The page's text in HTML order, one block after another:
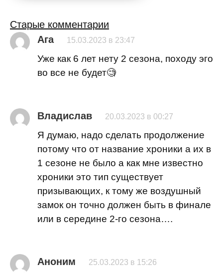
Навигация
по
комментариям
Старые комментарии
Ага
15.03.2023 в 23:47
Уже как 6 лет нету 2 сезона, походу эго
во все не будет🧐
Владислав 20.03.2023 в 00:27
Я думаю, надо сделать продолжение
потому что от название хроники а их в
1 сезоне не было а как мне известно
хроники это тип существует
призывающих, к тому же воздушный
замок он точно должен быть в финале
или в середине 2-го сезона….
Аноним 25.03.2023 в 15:26